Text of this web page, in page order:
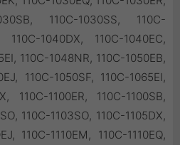
110C-1030SS, 110C-
1040DX, 110C-1040EC,
110C-1048NR, 110C-1050EB,
110C-1050SF, 110C-1065EI,
110C-1100ER, 110C-1100SB,
110C-1103SO, 110C-1105DX,
110C-1110EM, 110C-1110EQ,